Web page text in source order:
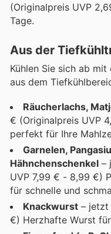
(Originalpreis UVP
Tage.
Aus der
Kühlen Sie sich ab
aus dem
Räucherlachs,
€ (Originalpreis UVP
perfekt für Ihre
Garnelen,
Hähnchenschenkel –
UVP 7,99 € - 8,99 €)
für schnelle und
Knackwurst – jetzt
€) Herzhafte Wurst